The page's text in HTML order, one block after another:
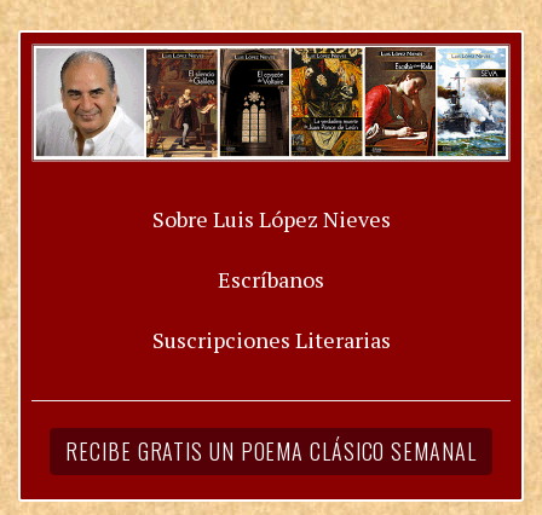
Sobre Luis López Nieves
Escríbanos
Suscripciones Literarias
RECIBE GRATIS UN POEMA CLÁSICO SEMANAL